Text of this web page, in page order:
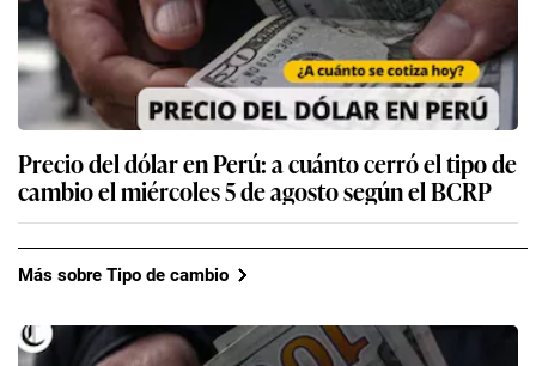
Precio del dólar en Perú: a cuánto cerró el tipo de
cambio el miércoles 5 de agosto según el BCRP
Más sobre Tipo de cambio